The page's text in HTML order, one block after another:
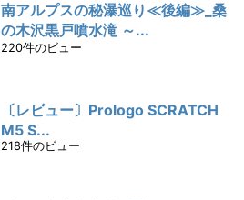
南アルプスの秘瀑巡り≪後編≫_桑
の木沢黒戸噴水滝 ～...
220件のビュー
〔レビュー〕Prologo SCRATCH
M5 S...
218件のビュー